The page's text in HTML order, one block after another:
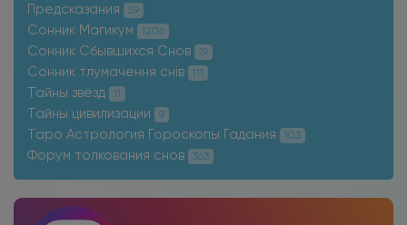
Предсказания 59
Сонник Магикум 1206
Сонник Сбывшихся Снов 19
Сонник тлумачення снів 111
Тайны звёзд 11
Тайны цивилизации 9
Таро Астрология Гороскопы Гадания 103
Форум толкования снов 363